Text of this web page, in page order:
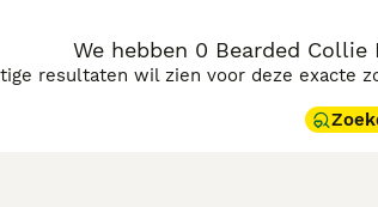
We hebben 0 Bearded
resultaten wil zien voor deze exacte